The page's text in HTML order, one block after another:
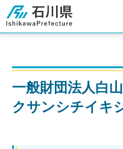
石川県
一般財団法人白
クサンシチイキ